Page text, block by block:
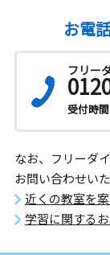
お電
フリー
受付時間
なお、フリーダ
お問い合わせい
近くの教室を
学習に関する